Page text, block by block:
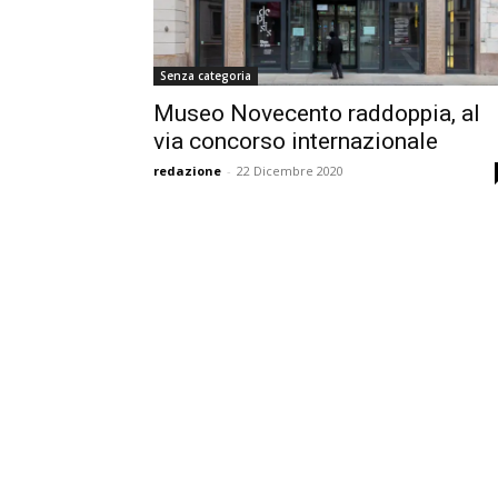
Senza categoria
Museo Novecento raddoppia, al
via concorso internazionale
redazione - 22 Dicembre 2020